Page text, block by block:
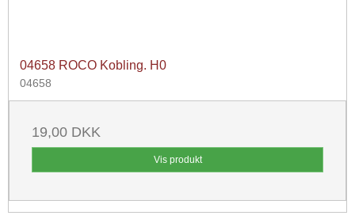
04658 ROCO Kobling. H0
04658
19,00 DKK
Vis produkt